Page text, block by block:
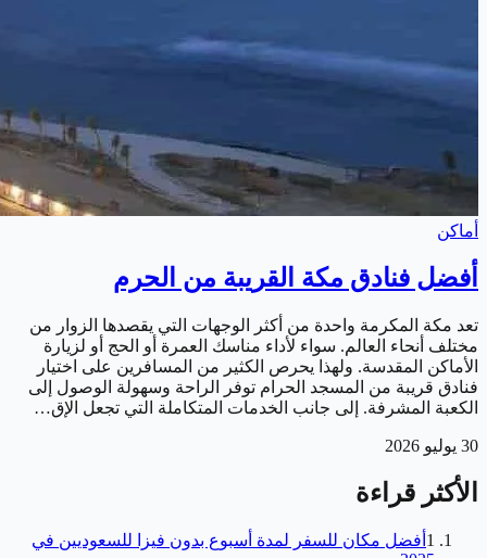
أماكن
أفضل فنادق مكة القريبة من الحرم
تعد مكة المكرمة واحدة من أكثر الوجهات التي يقصدها الزوار من
مختلف أنحاء العالم. سواء لأداء مناسك العمرة أو الحج أو لزيارة
الأماكن المقدسة. ولهذا يحرص الكثير من المسافرين على اختيار
فنادق قريبة من المسجد الحرام توفر الراحة وسهولة الوصول إلى
الكعبة المشرفة. إلى جانب الخدمات المتكاملة التي تجعل الإق…
30 يوليو 2026
الأكثر قراءة
1 أفضل مكان للسفر لمدة أسبوع بدون فيزا للسعوديين في